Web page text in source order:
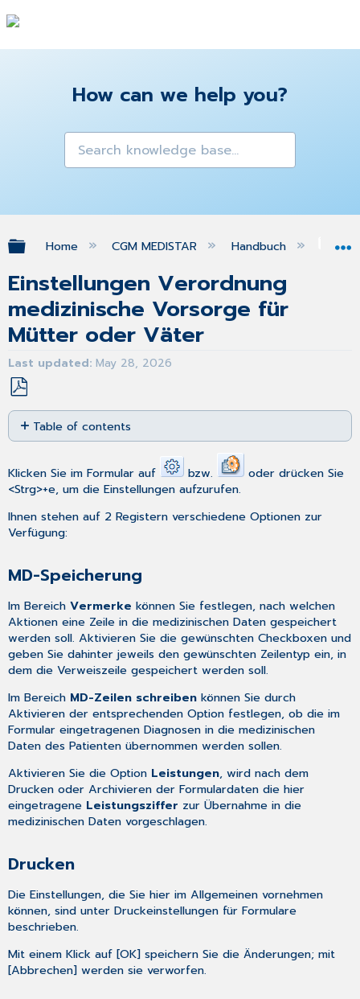
How can we help you?
Expand/collapse global hierarchy
Home CGM MEDISTAR Handbuch
Einstellungen Verordnung
medizinische Vorsorge für
Mütter oder Väter
Last updated May 28, 2026
Save
as
PDF
Table of contents
Speicherung
Drucken
Klicken Sie im Formular auf bzw.
oder drücken Sie
<Strg>+e, um die Einstellungen aufzurufen.
Ihnen stehen auf 2 Registern verschiedene Optionen zur
Verfügung:
MD-Speicherung
Im BereichVermerke können Sie festlegen, nach welchen
Aktionen eine Zeile in die medizinischen Daten gespeichert
werden soll. Aktivieren Sie die gewünschten Checkboxen und
geben Sie dahinter jeweils den gewünschten Zeilentyp ein, in
dem die Verweiszeile gespeichert werden soll.
Im Bereich MD-Zeilen schreiben können Sie durch
Aktivieren der entsprechenden Option festlegen, ob die im
Formular eingetragenen Diagnosen in die medizinischen
Daten des Patienten übernommen werden sollen.
Aktivieren Sie die Option Leistungen, wird nach dem
Drucken oder Archivieren der Formulardaten die hier
eingetragene Leistungsziffer zur Übernahme in die
medizinischen Daten vorgeschlagen.
Drucken
Die Einstellungen, die Sie hier im Allgemeinen vornehmen
können, sind unterDruckeinstellungen für Formulare
beschrieben.
Mit einem Klick auf [OK] speichern Sie die Änderungen; mit
[Abbrechen] werden sie verworfen.